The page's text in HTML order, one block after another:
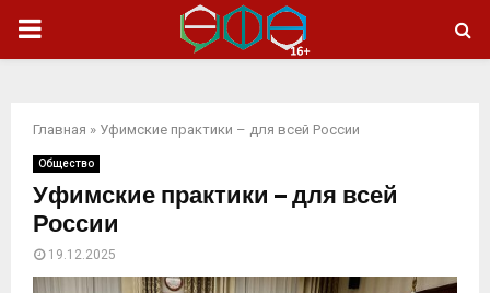
ОСНОВНОЕ
Главная » Уфимские практики – для всей России
Общество
Уфимские практики – для всей
России
19.12.2025